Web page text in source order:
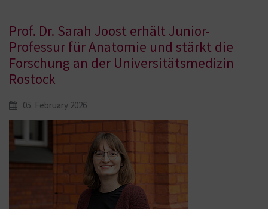
Prof. Dr. Sarah Joost erhält Junior-
Professur für Anatomie und stärkt die
Forschung an der Universitätsmedizin
Rostock
05. February 2026